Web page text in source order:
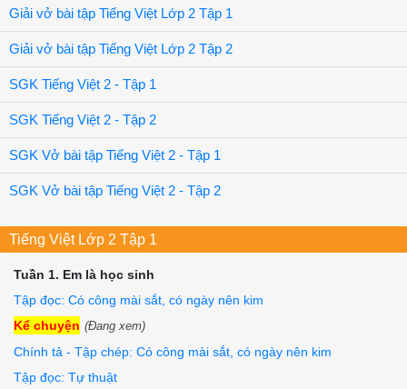
Giải vở bài tập Tiếng Việt Lớp 2 Tập 1
Giải vở bài tập Tiếng Việt Lớp 2 Tập 2
SGK Tiếng Việt 2 - Tập 1
SGK Tiếng Việt 2 - Tập 2
SGK Vở bài tập Tiếng Việt 2 - Tập 1
SGK Vở bài tập Tiếng Việt 2 - Tập 2
Tiếng Việt Lớp 2 Tập 1
Tuần 1. Em là học sinh
Tập đọc: Có công mài sắt, có ngày nên kim
Kể chuyện (Đang xem)
Chính tả - Tập chép: Có công mài sắt, có ngày nên kim
Tập đọc: Tự thuật